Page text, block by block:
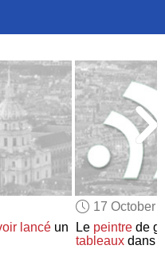
LICENSES
COLORS
lancéun
17 October
Le peintre de
tableaux dans